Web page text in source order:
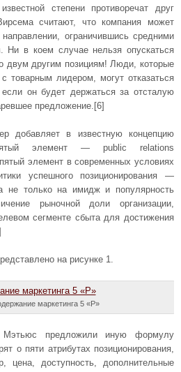
степени противоречат друг
считают, что компания может
ограничившись средними
Ни в коем случае нельзя опускаться
двум другим позициям! Люди, которые
товарным лидером, могут отказаться
он будет держаться за отсталую
предложение.[6]
добавляет в известную концепцию
элемент — public relations
элемент в современных условиях
успешного позиционирования —
не только на имидж и популярность
рыночной доли организации,
сегменте сбыта для достижения
на рисунке 1.
маркетинга 5 «P»
предложили иную формулу
о пяти атрибутах позиционирования,
цена, доступность, дополнительные